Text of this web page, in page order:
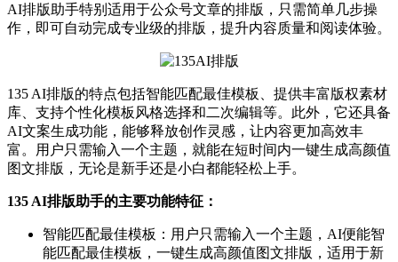
AI排版助手特别适用于公众号文章的排版，只需简单几步操
作，即可自动完成专业级的排版，提升内容质量和阅读体验。
135 AI排版的特点包括智能匹配最佳模板、提供丰富版权素材
库、支持个性化模板风格选择和二次编辑等。此外，它还具备
AI文案生成功能，能够释放创作灵感，让内容更加高效丰
富。用户只需输入一个主题，就能在短时间内一键生成高颜值
图文排版，无论是新手还是小白都能轻松上手。
135 AI排版助手的主要功能特征：
智能匹配最佳模板：用户只需输入一个主题，AI便能智
能匹配最佳模板，一键生成高颜值图文排版，适用于新